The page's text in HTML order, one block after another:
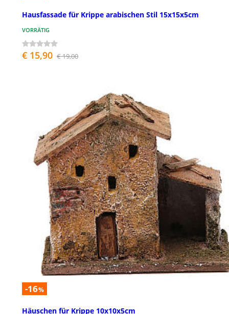
Hausfassade für Krippe arabischen Stil 15x15x5cm
VORRÄTIG
€ 15,90 € 19,00
-16%
Häuschen für Krippe 10x10x5cm